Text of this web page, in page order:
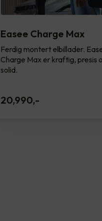
Easee Charge Max
Ferdig montert elbillader.
Charge Max er kraftig, presis
solid.
20,990,-